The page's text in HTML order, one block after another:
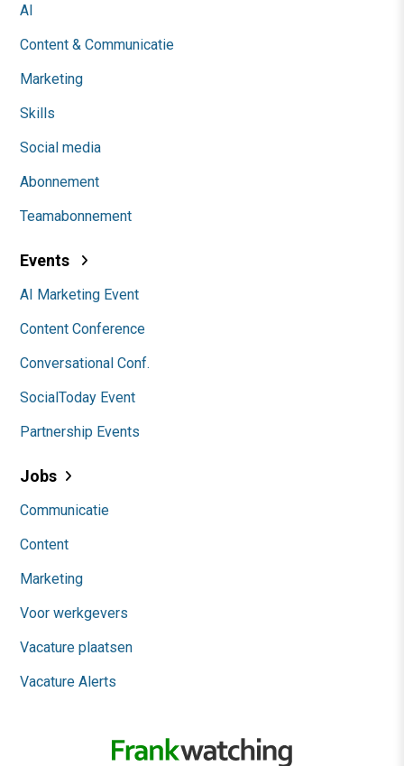
AI
Content & Communicatie
Marketing
Skills
Social media
Abonnement
Teamabonnement
Events
AI Marketing Event
Content Conference
Conversational Conf.
SocialToday Event
Partnership Events
Jobs
Communicatie
Content
Marketing
Voor werkgevers
Vacature plaatsen
Vacature Alerts